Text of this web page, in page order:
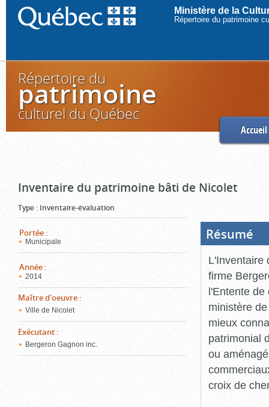
Ministère de la
Répertoire du patrimoine
Répertoire du
patrimoine
culturel du Québec
Accueil
Inventaire du patrimoine bâti de Nicolet
Type : Inventaire-évaluation
Portée :
Municipale
Année :
2014
Maître d'oeuvre :
Ville de Nicolet
Exécutant :
Bergeron Gagnon inc.
Résumé
L'Inventaire
firme
l'Entente de
ministère
mieux
patrimonial
ou
croix de